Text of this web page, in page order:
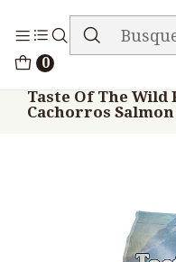
0
ENVIO
Inicio
Taste Of The Wild
Cachorros